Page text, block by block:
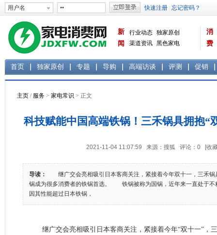
新
闻
行业动态 独家原创
渠道资讯 黑色家电
消
费
首页 独家原创 专题 导购 高端访谈 评测 促销
主页 / 服务 > 家电常识 > 正文
科技赋能中国高端铁锅！三禾锅具拥抱“
2021-11-04 11:07:59 来源：搜狐 评论： 0 [收
导读：
继广交会亮相吸引日本客商关注，紧接着今年双十一，三禾锅
锅成为很多消费者的铁锅首选。 铁锅被称为国锅，近年来一直处于不
因其性能超过日本铁锅，
继广交会亮相吸引日本客商关注，紧接着今年“双十一”，